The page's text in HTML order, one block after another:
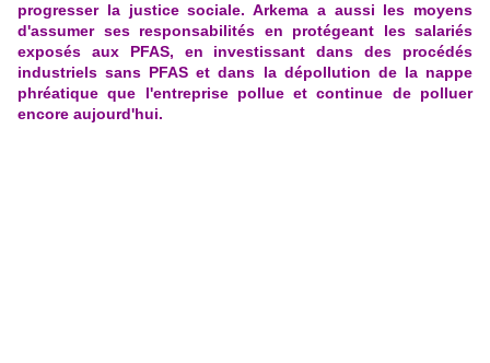
progresser la justice sociale. Arkema a aussi les moyens
d'assumer ses responsabilités en protégeant les salariés
exposés aux PFAS, en investissant dans des procédés
industriels sans PFAS et dans la dépollution de la nappe
phréatique que l'entreprise pollue et continue de polluer
encore aujourd'hui.